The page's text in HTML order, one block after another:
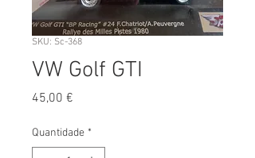
SKU: Sc-368
VW Golf GTI
45,00 €
Quantidade *